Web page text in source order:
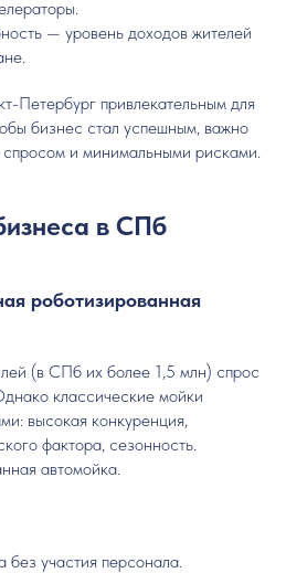
— уровень доходов жителей
Петербург привлекательным для
бизнес стал успешным, важно
и минимальными рисками.
в СПб
роботизированная
(в СПб их более 1,5 млн) спрос
классические мойки
высокая конкуренция,
фактора, сезонность.
автомойка.
без участия персонала.